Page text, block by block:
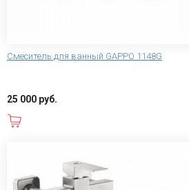
Смеситель для ванный GAPPO 1148G
25 000 руб.